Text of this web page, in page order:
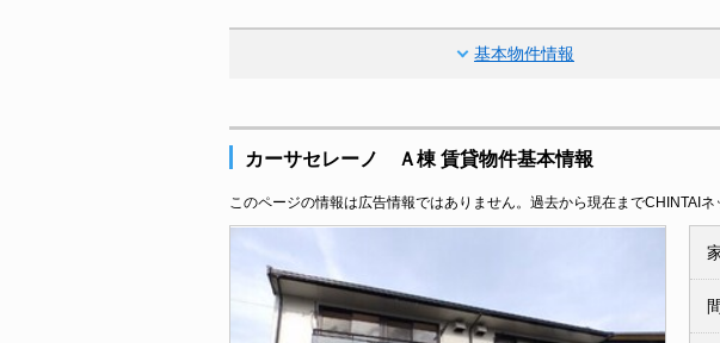
基本物件情報
カーサセレーノ Ａ棟 賃貸物件基本情報
このページの情報は広告情報ではありません。過去から現在までCHINTAI